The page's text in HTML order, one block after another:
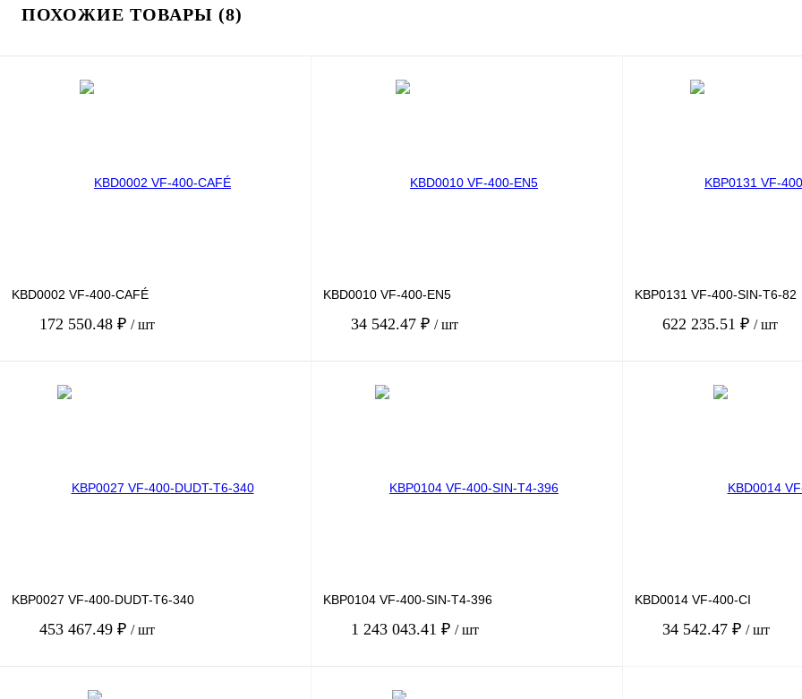
ПОХОЖИЕ ТОВАРЫ (8)
KBD0002 VF-400-CAFÉ
172 550.48 ₽ / шт
KBD0010 VF-400-EN5
34 542.47 ₽ / шт
KBP0131 VF-400-SIN-T6-82
622 235.51 ₽ / шт
KBP0027 VF-400-DUDT-T6-340
453 467.49 ₽ / шт
KBP0104 VF-400-SIN-T4-396
1 243 043.41 ₽ / шт
KBD0014 VF-400-CI
34 542.47 ₽ / шт